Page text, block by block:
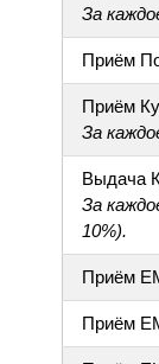
За
Приём
Приём
За
Выдача
За
10%).
Приём
Приём